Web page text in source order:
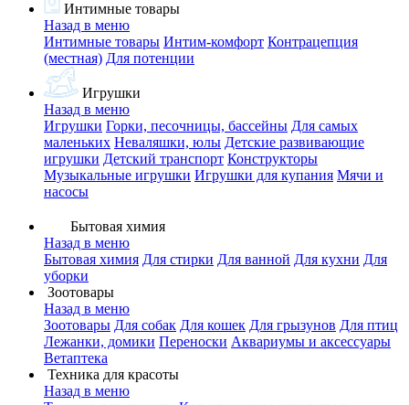
Интимные товары
Назад в меню
Интимные товары Интим-комфорт Контрацепция
(местная) Для потенции
Игрушки
Назад в меню
Игрушки Горки, песочницы, бассейны Для самых
маленьких Неваляшки, юлы Детские развивающие
игрушки Детский транспорт Конструкторы
Музыкальные игрушки Игрушки для купания Мячи и
насосы
Бытовая химия
Назад в меню
Бытовая химия Для стирки Для ванной Для кухни Для
уборки
Зоотовары
Назад в меню
Зоотовары Для собак Для кошек Для грызунов Для птиц
Лежанки, домики Переноски Аквариумы и аксессуары
Ветаптека
Техника для красоты
Назад в меню